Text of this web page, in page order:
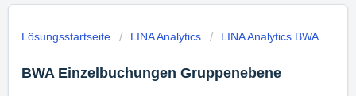
Lösungsstartseite LINA Analytics LINA Analytics BWA
BWA Einzelbuchungen Gruppenebene